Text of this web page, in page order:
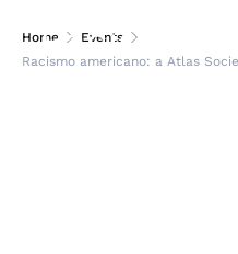
Home
Events
Racismo americano: a Atlas
Racismo
Atlas